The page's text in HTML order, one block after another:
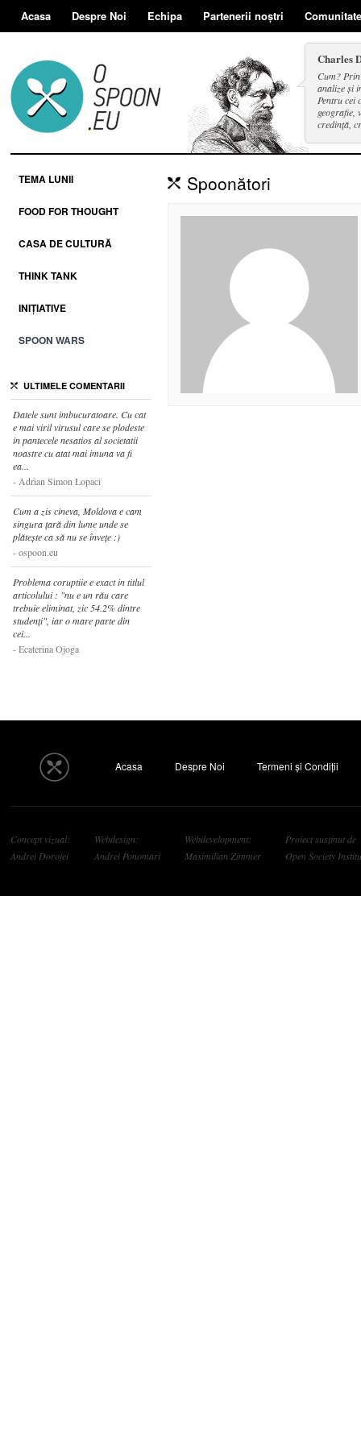
Acasa Despre Noi Echipa Partenerii noștri
Charles
Cum?
analize și
Pentru cei
geografie,
credință,
TEMA LUNII
FOOD FOR THOUGHT
CASA DE CULTURĂ
THINK TANK
INIȚIATIVE
SPOON WARS
ULTIMELE COMENTARII
Datele sunt imbucuratoare. Cu cat
e mai viril virusul care se plodeste
in pantecele nesatios al societatii
noastre cu atat mai imuna va fi
ea...
Adrian Simon Lopaci
Cum a zis cineva, Moldova e cam
singura țară din lume unde se
plătește ca să nu se învețe :)
ospoon.eu
Problema coruptiie e exact in titlul
articolului : "nu e un rău care
trebuie eliminat, zic 54.2% dintre
studenți", iar o mare parte din
cei...
Ecaterina Ojoga
Spoonători
Acasa Despre Noi Termeni și Condiții
Concept vizual:
Andrei Dorofei
Webdesign:
Andrei Ponomari
Webdevelopment:
Maximilian Zimmer
Proiect susținut de
Open Society